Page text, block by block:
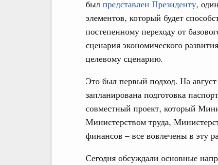
был представлен Президенту,
элементов, который будет
постепенному переходу от
сценария экономического
целевому сценарию.
Это был первый подход. На
запланирована подготовка
совместный проект, который
Министерством труда,
финансов – все вовлечены в эту
Сегодня обсуждали основные